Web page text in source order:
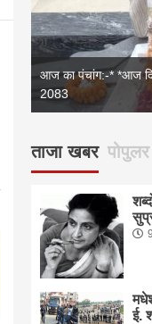
आज का पंचांग:-* *आज
2083
ताजा खबर पोपुलर
ई.